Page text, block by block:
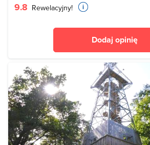
9.8 Rewelacyjny!
Dodaj opinię